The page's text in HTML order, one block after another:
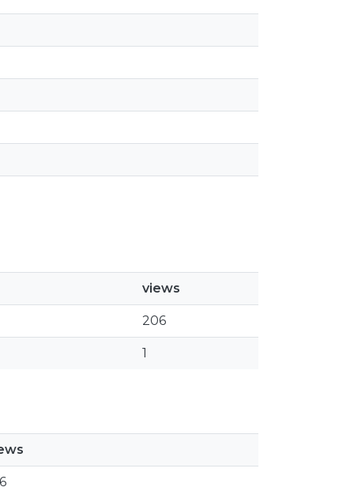
views
206
1